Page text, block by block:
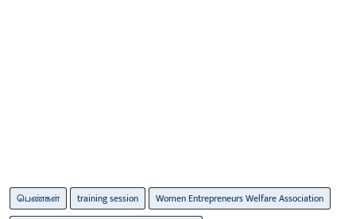
பெண்கள் training session
Women Entrepreneurs Welfare Association